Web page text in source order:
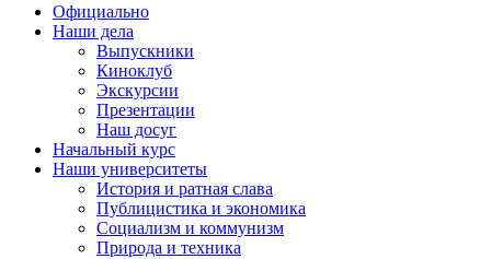
Официально
Наши дела
Выпускники
Киноклуб
Экскурсии
Презентации
Наш досуг
Начальный курс
Наши университеты
История и ратная слава
Публицистика и экономика
Социализм и коммунизм
Природа и техника